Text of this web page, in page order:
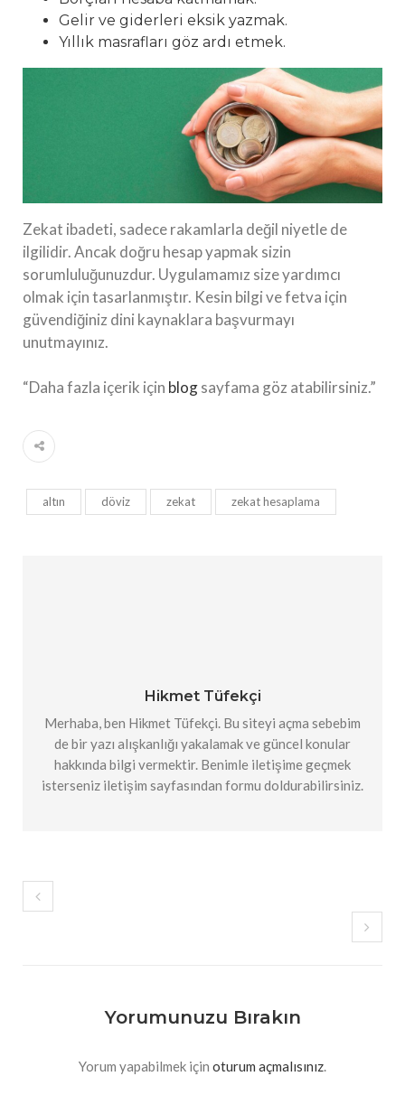
Gelir ve giderleri eksik yazmak.
Yıllık masrafları göz ardı etmek.
Zekat ibadeti, sadece rakamlarla değil niyetle de
ilgilidir. Ancak doğru hesap yapmak sizin
sorumluluğunuzdur. Uygulamamız size yardımcı
olmak için tasarlanmıştır. Kesin bilgi ve fetva için
güvendiğiniz dini kaynaklara başvurmayı
unutmayınız.
“Daha fazla içerik için blogsayfama göz atabilirsiniz.”
altın döviz zekat zekat hesaplama
Hikmet Tüfekçi
Merhaba, ben Hikmet Tüfekçi. Bu siteyi açma sebebim
de bir yazı alışkanlığı yakalamak ve güncel konular
hakkında bilgi vermektir. Benimle iletişime geçmek
isterseniz iletişim sayfasından formu doldurabilirsiniz.
Yorumunuzu Bırakın
Yorum yapabilmek için oturum açmalısınız.